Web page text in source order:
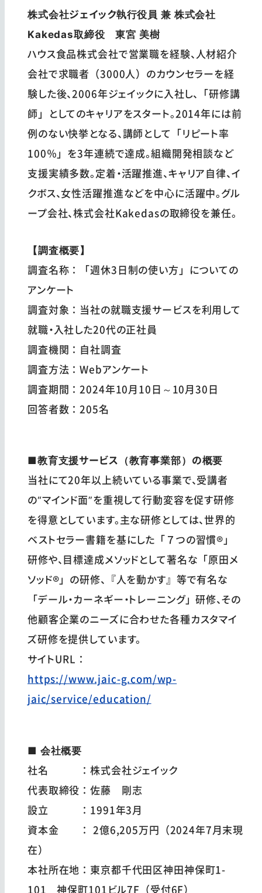
株式会社ジェイック執行役員 兼 株式会社
Kakedas取締役 東宮 美樹
ハウス食品株式会社で営業職を経験、人材紹介
会社で求職者（3000人）のカウンセラーを経
験した後、2006年ジェイックに入社し、「研修講
師」としてのキャリアをスタート。2014年には前
例のない快挙となる、講師として「リピート率
100％」を3年連続で達成。組織開発相談など
支援実績多数。定着・活躍推進、キャリア自律、イ
クボス、女性活躍推進などを中心に活躍中。グル
ープ会社、株式会社Kakedasの取締役を兼任。
【調査概要】
調査名称：「週休3日制の使い方」についての
アンケート
調査対象：当社の就職支援サービスを利用して
就職・入社した20代の正社員
調査機関：自社調査
調査方法：Webアンケート
調査期間：2024年10月10日～10月30日
回答者数：205名
■教育支援サービス（教育事業部）の概要
当社にて20年以上続いている事業で、受講者
の“マインド面”を重視して行動変容を促す研修
を得意としています。主な研修としては、世界的
ベストセラー書籍を基にした「７つの習慣®」
研修や、目標達成メソッドとして著名な「原田メ
ソッド®」の研修、『人を動かす』等で有名な
「デール・カーネギー・トレーニング」研修、その
他顧客企業のニーズに合わせた各種カスタマイ
ズ研修を提供しています。
サイトURL：
https://www.jaic-g.com/wp-
jaic/service/education/
■ 会社概要
社名 ：株式会社ジェイック
代表取締役：佐藤 剛志
設立 ：1991年3月
資本金 ： 2億6,205万円（2024年7月末現
在）
本社所在地：東京都千代田区神田神保町1-
101 神保町101ビル7F（受付6F）